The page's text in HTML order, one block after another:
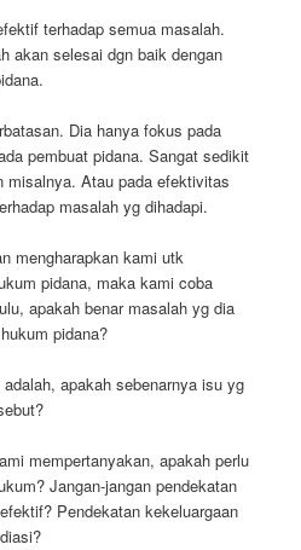
terhadap semua masalah.
akan selesai dgn baik dengan
Dia hanya fokus pada
pembuat pidana. Sangat sedikit
misalnya. Atau pada efektivitas
masalah yg dihadapi.
mengharapkan kami utk
pidana, maka kami coba
apakah benar masalah yg dia
pidana?
apakah sebenarnya isu yg
mempertanyakan, apakah perlu
Jangan-jangan pendekatan
Pendekatan kekeluargaan